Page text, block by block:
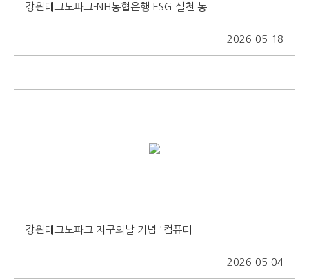
강원테크노파크-NH농협은행 ESG 실천 농..
2026-05-18
강원테크노파크 지구의날 기념 '컴퓨터..
2026-05-04